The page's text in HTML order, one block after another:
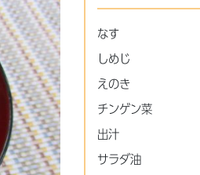
なす
しめじ
えのき
チンゲン菜
出汁
サラダ油